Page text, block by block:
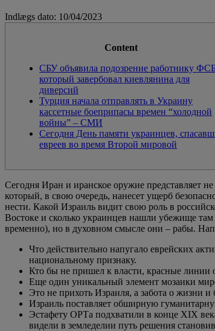
Indlægs dato: 10/04/2023
Content
СБУ объявила подозрение работнику
который завербовал киевлянина для
диверсий
Турция начала отправлять в Украину
кассетные боеприпасы времен “холодной
войны” – СМИ
Сегодня День памяти украинцев,
евреев во время Второй мировой
Сегодня Иран и иранское оружие представляет
который, в свою очередь, нанесет ущерб
нести. Какой Израиль видит свою роль в
Востоке и сколько украинцев нашли убежище
временно), но в духовном смысле они – рабы.
Что действительно напугало еврейских
национальному признаку.
Кто бы не пришел к власти, красные линии
Еще один уникальный элемент мозаики
Это не прихоть Израиля, а забота о жизни
Израиль поставляет обширную
Эстафету ОРТа подхватили в конце XIX
видели в земледелии путь решения